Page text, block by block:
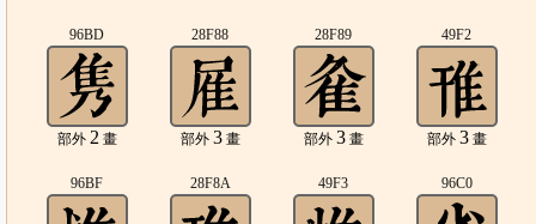
96BD
部外 2 畫
28F88
部外 3畫
28F89
部外 3畫
49F2
部外 3畫
96BF 28F8A 49F3 96C0